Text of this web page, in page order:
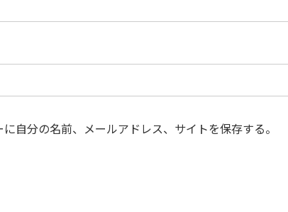
自分の名前、メールアドレス、サイトを保存する。